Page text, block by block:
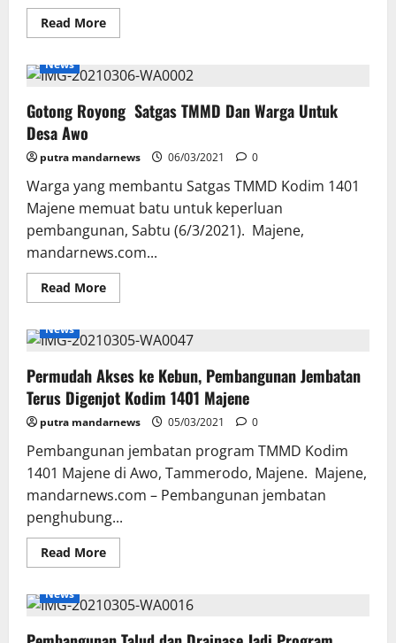
Read MoreRead
more
Duiker
di
Dipercepat
TMMD
Majene
News
Gotong Royong Satgas TMMD Dan Warga Untuk
Desa Awo
putra mandarnews 06/03/2021 0
Warga yang membantu Satgas TMMD Kodim 1401
Majene memuat batu untuk keperluan
pembangunan, Sabtu (6/3/2021). Majene,
mandarnews.com...
Read MoreRead
more
Royong
Satgas
Dan
Warga
Untuk
Desa
Awo
News
Permudah Akses ke Kebun, Pembangunan Jembatan
Terus Digenjot Kodim 1401 Majene
putra mandarnews 05/03/2021 0
Pembangunan jembatan program TMMD Kodim
1401 Majene di Awo, Tammerodo, Majene. Majene,
mandarnews.com – Pembangunan jembatan
penghubung...
Read MoreRead
more
Akses
ke
Pembangunan
News